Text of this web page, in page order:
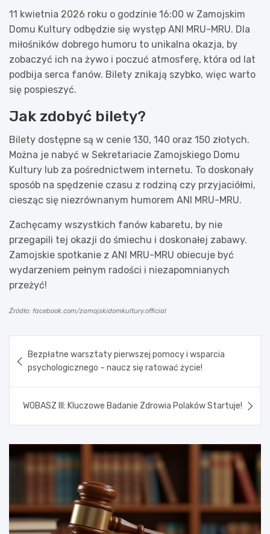
11 kwietnia 2026 roku o godzinie 16:00 w Zamojskim
Domu Kultury odbędzie się występ ANI MRU-MRU. Dla
miłośników dobrego humoru to unikalna okazja, by
zobaczyć ich na żywo i poczuć atmosferę, która od lat
podbija serca fanów. Bilety znikają szybko, więc warto
się pospieszyć.
Jak zdobyć bilety?
Bilety dostępne są w cenie 130, 140 oraz 150 złotych.
Można je nabyć w Sekretariacie Zamojskiego Domu
Kultury lub za pośrednictwem internetu. To doskonały
sposób na spędzenie czasu z rodziną czy przyjaciółmi,
ciesząc się niezrównanym humorem ANI MRU-MRU.
Zachęcamy wszystkich fanów kabaretu, by nie
przegapili tej okazji do śmiechu i doskonałej zabawy.
Zamojskie spotkanie z ANI MRU-MRU obiecuje być
wydarzeniem pełnym radości i niezapomnianych
przeżyć!
Źródło: facebook.com/zamojskidomkultury.official
wpisu
Bezpłatne warsztaty pierwszej pomocy i wsparcia
psychologicznego – naucz się ratować życie!
WOBASZ III: Kluczowe Badanie Zdrowia Polaków Startuje!